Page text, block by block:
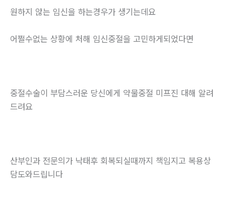
원하지 않는 임신을 하는경우가 생기는데요
어쩔수없는 상황에 처해 임신중절을 고민하게되었다면
중절수술이 부담스러운 당신에게 약물중절 미프진 대해 알려
드려요
산부인과 전문의가 낙태후 회복되실때까지 책임지고 복용상
담도와드립니다